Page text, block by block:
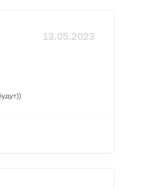
13.05.2023